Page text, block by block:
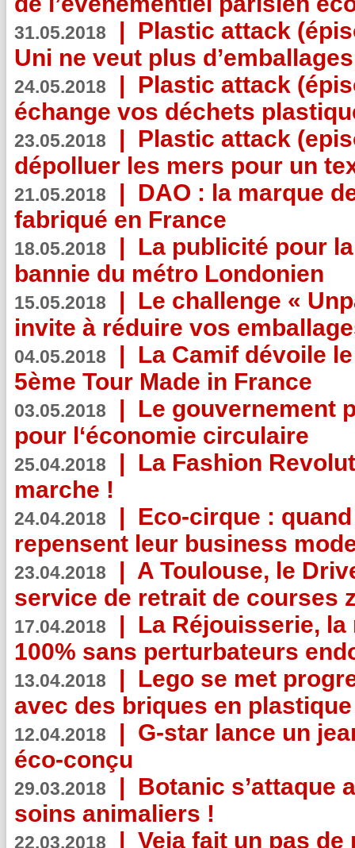
31.05.2018 | Plastic attack
Uni ne veut plus
24.05.2018 | Plastic attack
échange vos déchets
23.05.2018 | Plastic attack
dépolluer les mers pour un
21.05.2018 | DAO : la marque
fabriqué en France
18.05.2018 | La publicité pour
bannie du métro Londonien
15.05.2018 | Le challenge «
invite à réduire vos
04.05.2018 | La Camif dévoile
5ème Tour Made in France
03.05.2018 | Le gouvernement
pour l‘économie circulaire
25.04.2018 | La Fashion
marche !
24.04.2018 | Eco-cirque :
repensent leur business
23.04.2018 | A Toulouse, le
service de retrait de courses
17.04.2018 | La Réjouisserie,
100% sans perturbateurs
13.04.2018 | Lego se met
avec des briques en
12.04.2018 | G-star lance un
éco-conçu
29.03.2018 | Botanic s’attaque
soins animaliers !
22.03.2018 | Veja fait un pas de